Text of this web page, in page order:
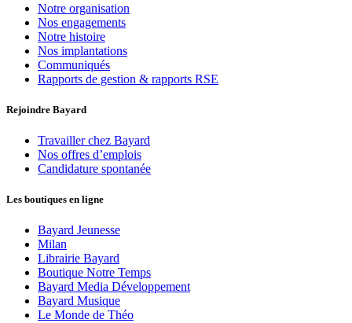
Notre organisation
Nos engagements
Notre histoire
Nos implantations
Communiqués
Rapports de gestion & rapports RSE
Rejoindre Bayard
Travailler chez Bayard
Nos offres d’emplois
Candidature spontanée
Les boutiques en ligne
Bayard Jeunesse
Milan
Librairie Bayard
Boutique Notre Temps
Bayard Media Développement
Bayard Musique
Le Monde de Théo